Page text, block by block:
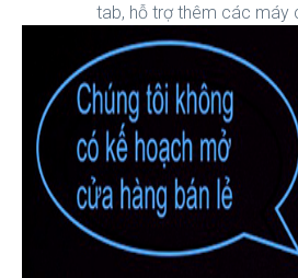
tab, hỗ trợ thêm các máy